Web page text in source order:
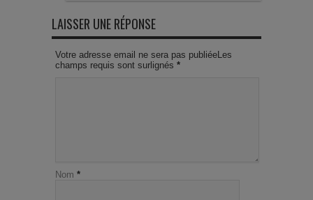
LAISSER UNE RÉPONSE
Votre adresse email ne sera pas publiéeLes
champs requis sont surlignés *
Nom *